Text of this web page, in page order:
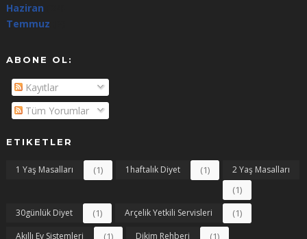
Haziran
Temmuz
ABONE OL:
Kayıtlar
Tüm Yorumlar
ETIKETLER
1 Yaş Masalları (1) 1haftalık Diyet (1) 2 Yaş Masalları
(1)
30günlük Diyet (1) Arçelik Yetkili Servisleri (1)
Akıllı Ev Sistemleri (1) Dikim Rehberi (1)